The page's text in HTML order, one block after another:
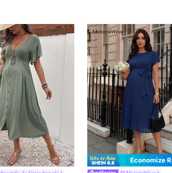
Economize